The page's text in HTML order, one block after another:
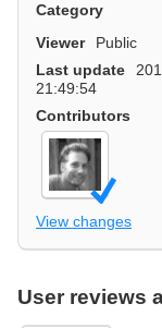
Category
Viewer
Public
Last update
21:49:54
Contributors
View changes
User reviews